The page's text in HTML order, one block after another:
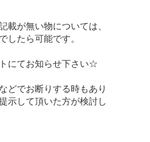
が無い物については、
したら可能です。
にてお知らせ下さい☆
どでお断りする時もあり
示して頂いた方が検討し